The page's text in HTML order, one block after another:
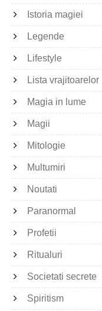
Istoria magiei
Legende
Lifestyle
Lista vrajitoarelor
Magia in lume
Magii
Mitologie
Multumiri
Noutati
Paranormal
Profetii
Ritualuri
Societati secrete
Spiritism